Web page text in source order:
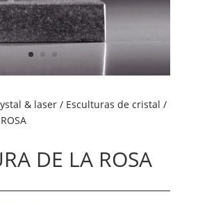
& laser / Esculturas de cristal /
DE LA ROSA